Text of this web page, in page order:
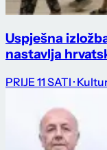
Uspješna
nastavlja
PRIJE 11 SATI ·